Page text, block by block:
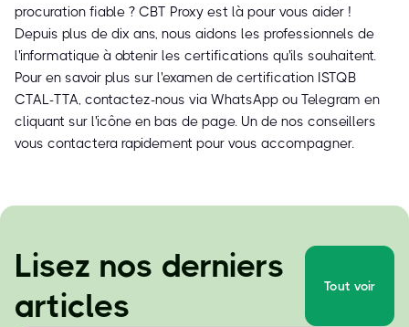
procuration fiable ? CBT Proxy est là pour vous aider !
Depuis plus de dix ans, nous aidons les professionnels de
l'informatique à obtenir les certifications qu'ils souhaitent.
Pour en savoir plus sur l'examen de certification ISTQB
CTAL-TTA, contactez-nous via WhatsApp ou Telegram en
cliquant sur l'icône en bas de page. Un de nos conseillers
vous contactera rapidement pour vous accompagner.
Lisez nos derniers
articles
Tout voir